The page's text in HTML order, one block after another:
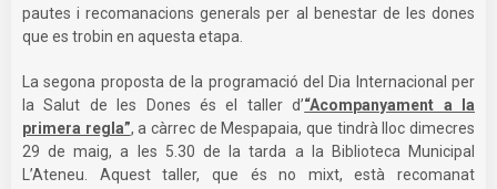
pautes i recomanacions generals per al benestar de les dones
que es trobin en aquesta etapa.
La segona proposta de la programació del Dia Internacional per
la Salut de les Dones és el taller d’“Acompanyament a la
primera regla”, a càrrec de Mespapaia, que tindrà lloc dimecres
29 de maig, a les 5.30 de la tarda a la Biblioteca Municipal
L’Ateneu. Aquest taller, que és no mixt, està recomanat